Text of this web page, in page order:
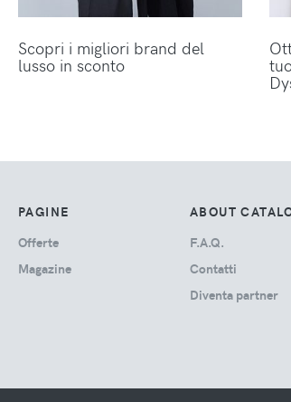
Scopri i migliori brand del
lusso in sconto
PAGINE
Offerte
Magazine
ABOUT
F.A.Q.
Contatti
Diventa partner